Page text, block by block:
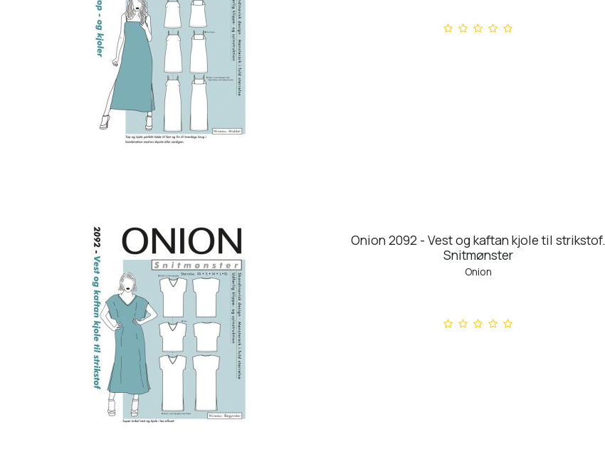
Onion 2092 - Vest og kaftan kjole til strikstof.
Snitmønster
Onion